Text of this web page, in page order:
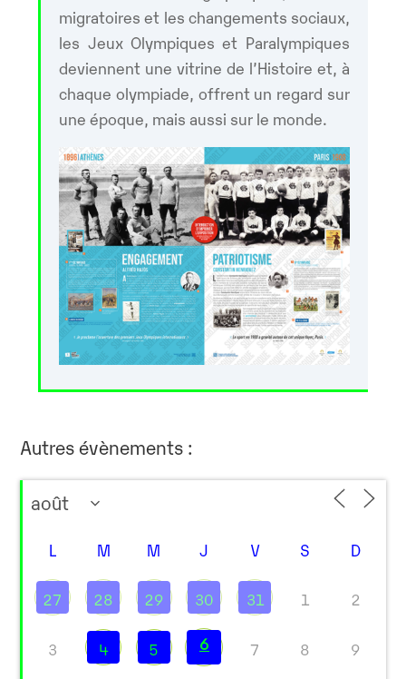
migratoires et les changements sociaux,
les Jeux Olympiques et Paralympiques
deviennent une vitrine de l’Histoire et, à
chaque olympiade, offrent un regard sur
une époque, mais aussi sur le monde.
Autres évènements :
L M M J V S D
27 28 29 30 31 1 2
3 4 5 6 7 8 9